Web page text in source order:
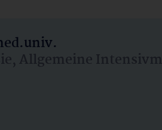
Allgemeine